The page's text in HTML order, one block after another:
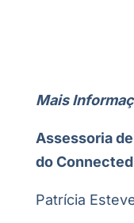
Mais
Assessoria
do
Patrícia